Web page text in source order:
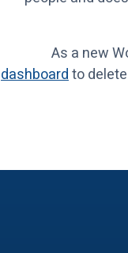
As a new
dashboardto